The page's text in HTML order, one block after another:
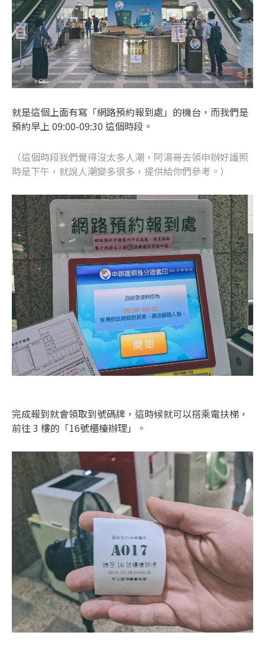
就是這個上面有寫「網路預約報到處」的機台，而我們是
預約早上 09:00-09:30 這個時段。
（這個時段我們覺得沒太多人潮，阿湯哥去領申辦好護照
時是下午，就說人潮變多很多，提供給你們參考。）
完成報到就會領取到號碼牌，這時候就可以搭乘電扶梯，
前往 3 樓的「16號櫃檯辦理」。